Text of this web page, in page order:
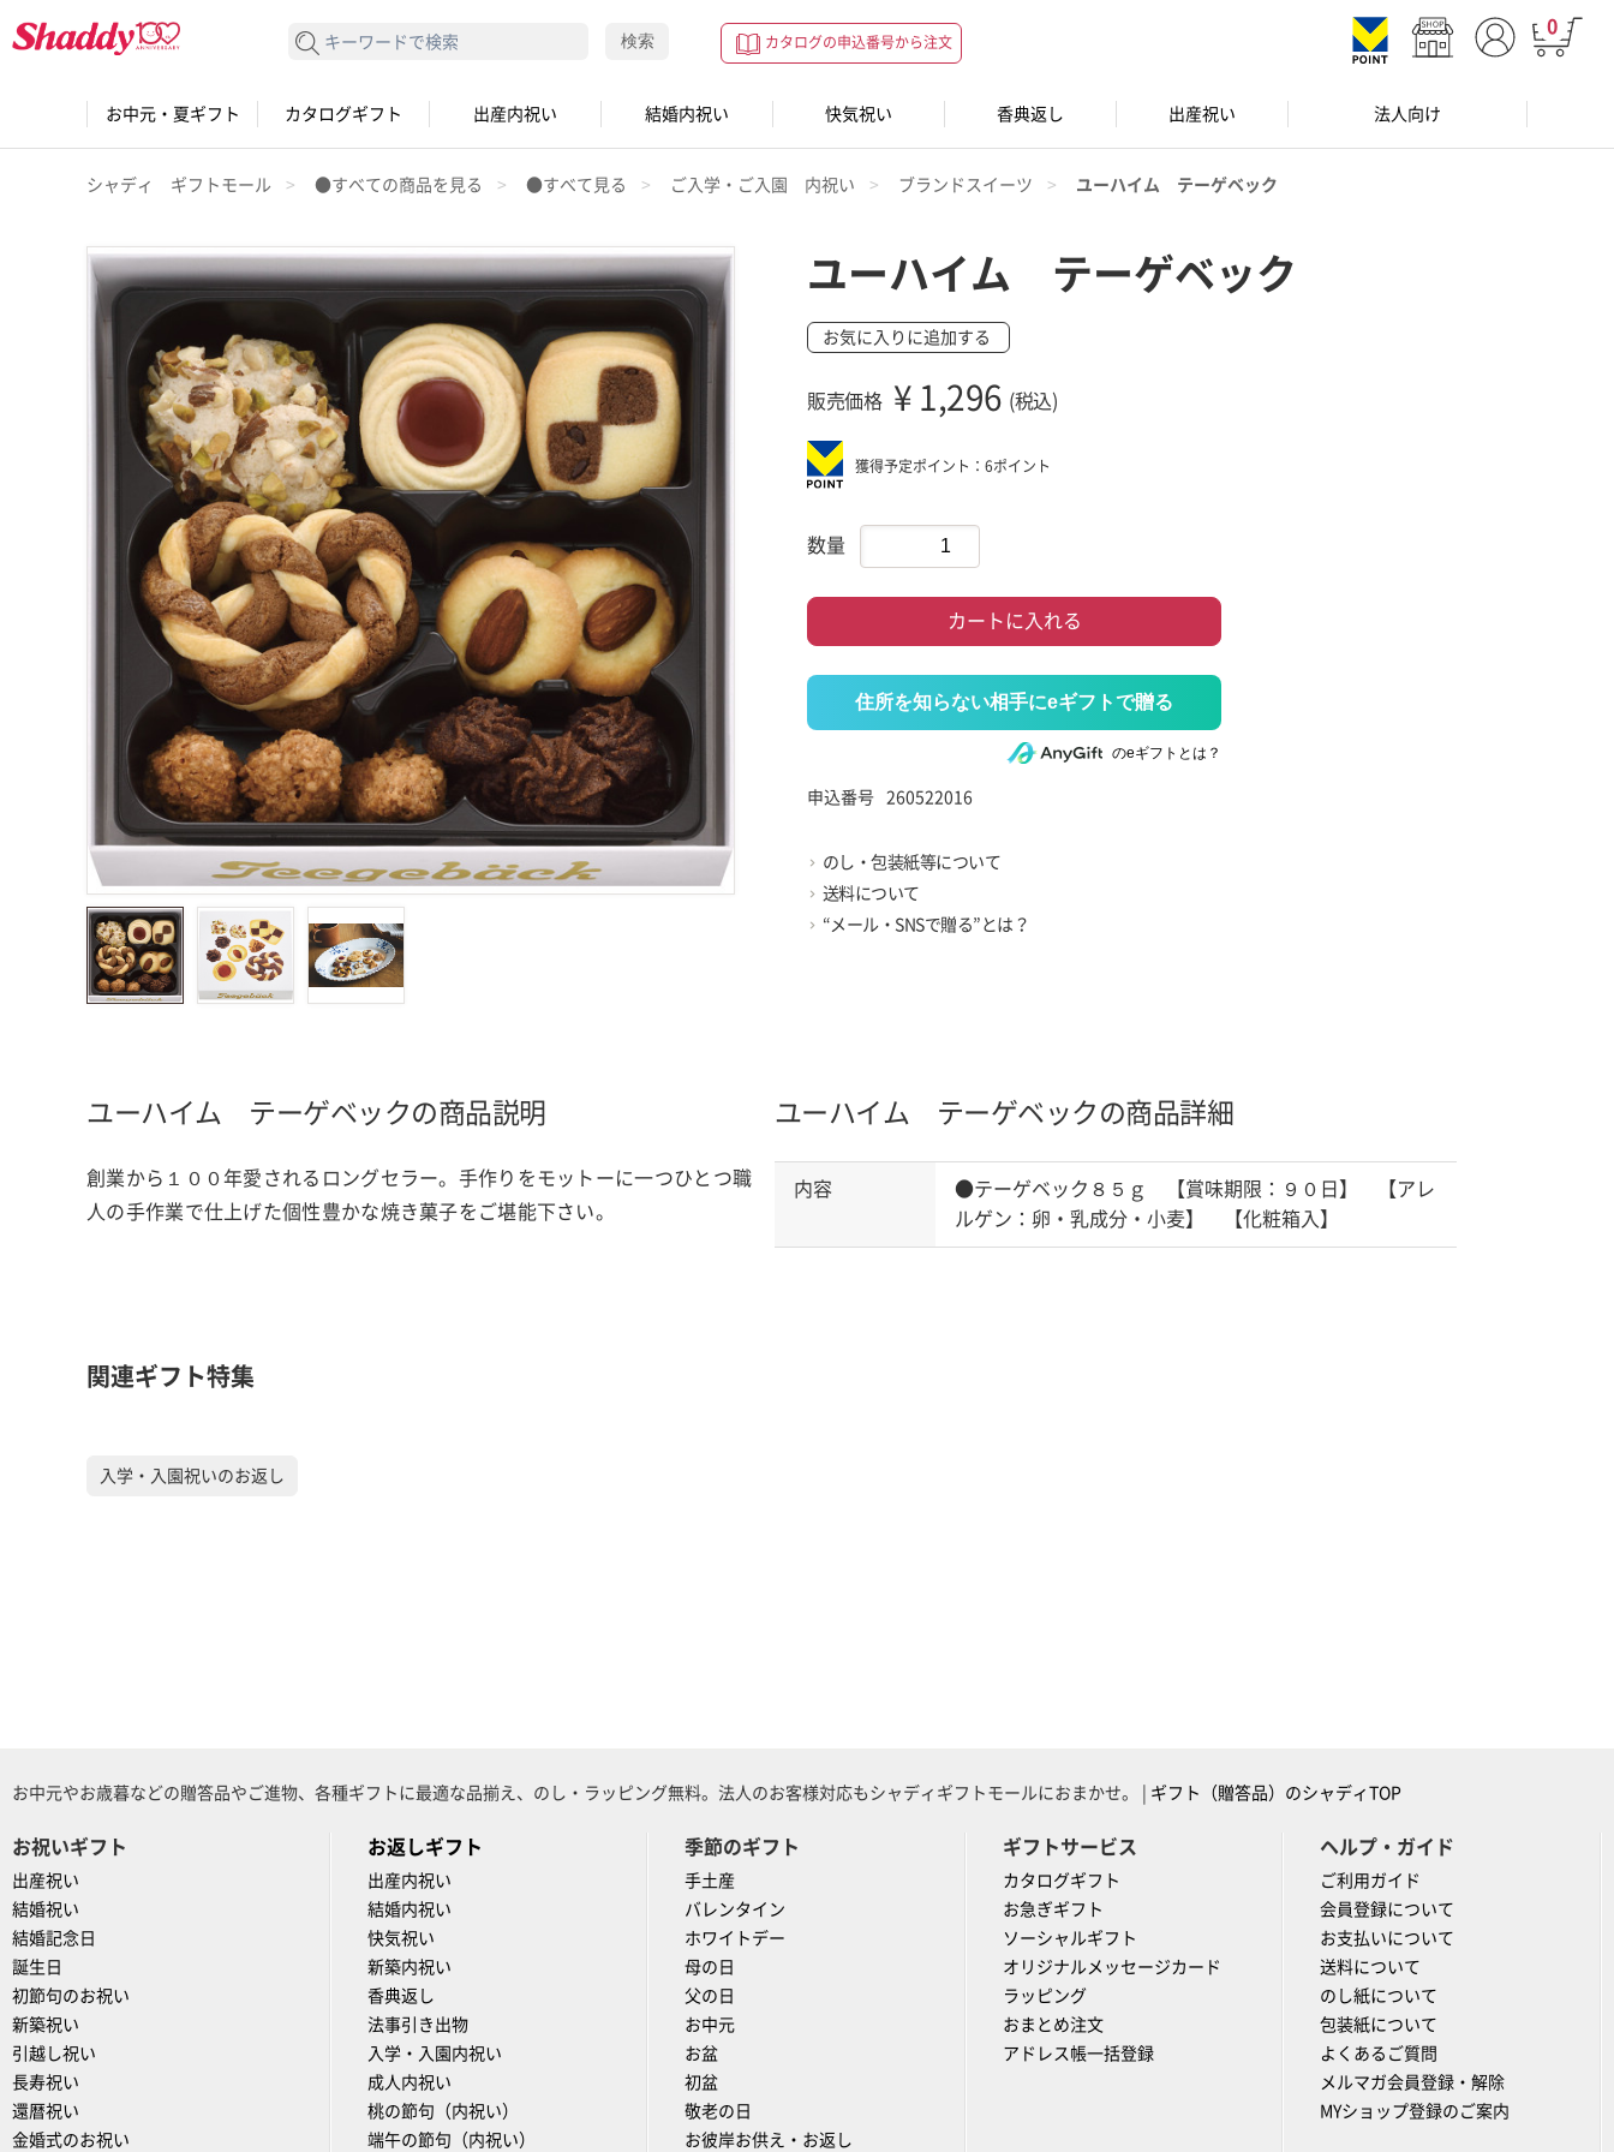
0
カタログの申込番号から注文
検索する 検索
お中元・夏ギフト カタログギフト 出産内祝い 結婚内祝い 快気祝い 香典返し 出産祝い 法人向け
シャディ ギフトモール ●すべての商品を見る ●すべて見る ご入学・ご入園 内祝い ブランドスイーツ ユーハイム テーゲベック
ユーハイム テーゲベック
お気に入りに追加する
販売価格 ¥ 1,296 (税込)
獲得予定ポイント：6ポイント
数量
カートに入れる
住所を知らない相手にeギフトで贈る
のeギフトとは？
申込番号 260522016
のし・包装紙等について
送料について
“メール・SNSで贈る”とは？
ユーハイム テーゲベックの商品説明
創業から１００年愛されるロングセラー。手作りをモットーに一つひとつ職
人の手作業で仕上げた個性豊かな焼き菓子をご堪能下さい。
ユーハイム テーゲベックの商品詳細
内容
●テーゲベック８５ｇ 【賞味期限：９０日】 【アレ
ルゲン：卵・乳成分・小麦】 【化粧箱入】
関連ギフト特集
入学・入園祝いのお返し
お中元やお歳暮などの贈答品やご進物、各種ギフトに最適な品揃え、のし・ラッピング無料。法人のお客様対応もシャディギフトモールにおまかせ。 | ギフト（贈答品）のシャディTOP
お祝いギフト
出産祝い
結婚祝い
結婚記念日
誕生日
初節句のお祝い
新築祝い
引越し祝い
長寿祝い
還暦祝い
金婚式のお祝い
お返しギフト
出産内祝い
結婚内祝い
快気祝い
新築内祝い
香典返し
法事引き出物
入学・入園内祝い
成人内祝い
桃の節句（内祝い）
端午の節句（内祝い）
季節のギフト
手土産
バレンタイン
ホワイトデー
母の日
父の日
お中元
お盆
初盆
敬老の日
お彼岸お供え・お返し
ギフトサービス
カタログギフト
お急ぎギフト
ソーシャルギフト
オリジナルメッセージカード
ラッピング
おまとめ注文
アドレス帳一括登録
ヘルプ・ガイド
ご利用ガイド
会員登録について
お支払いについて
送料について
のし紙について
包装紙について
よくあるご質問
メルマガ会員登録・解除
MYショップ登録のご案内